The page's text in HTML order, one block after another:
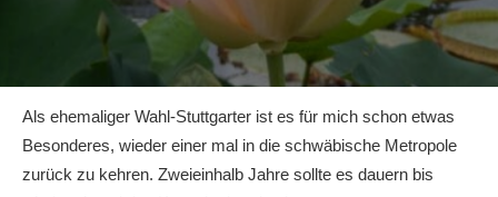
Als ehemaliger Wahl-Stuttgarter ist es für mich schon etwas
Besonderes, wieder einer mal in die schwäbische Metropole
zurück zu kehren. Zweieinhalb Jahre sollte es dauern bis